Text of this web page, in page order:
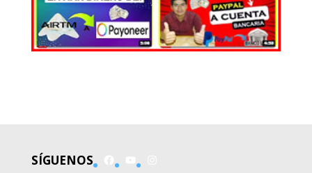
SÍGUENOS